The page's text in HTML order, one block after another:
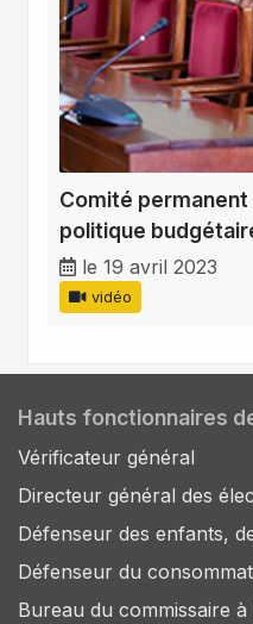
Comité
politique
le 19 avril 2023
vidéo
Hauts fonctionnaires
Vérificateur général
Directeur général des
Défenseur des enfants,
Défenseur du
Bureau du commissaire à